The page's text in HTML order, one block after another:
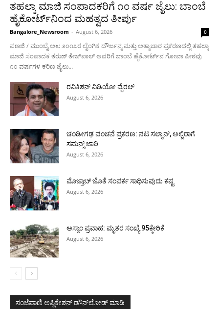
ತಹಲ್ಕಾ ಮಾಜಿ ಸಂಪಾದಕರಿಗೆ ೧೦ ವರ್ಷ ಜೈಲು: ಬಾಂಬೆ
ಹೈಕೋರ್ಟ್‌ನಿಂದ ಮಹತ್ವದ ತೀರ್ಪು
Bangalore_Newsroom - August 6, 2026 0
ಪಣಜಿ / ಮುಂಬೈ ಅ೬: ೨೦೧೩ರ ಲೈಂಗಿಕ ದೌರ್ಜನ್ಯ ಮತ್ತು ಅತ್ಯಾಚಾರ ಪ್ರಕರಣದಲ್ಲಿ ತಹಲ್ಕಾ
ಮಾಜಿ ಸಂಪಾದಕ ತರುಣ್ ತೇಜ್‌ಪಾಲ್ ಅವರಿಗೆ ಬಾಂಬೆ ಹೈಕೋರ್ಟ್‌ನ ಗೋವಾ ಪೀಠವು
೧೦ ವರ್ಷಗಳ ಕಠಿಣ ಜೈಲು...
ರವಿಕಿಶನ್ ವಿಡಿಯೋ ವೈರಲ್
August 6, 2026
ಚಂಡೀಗಢ ವಂಚನೆ ಪ್ರಕರಣ: ನಟ ಸಲ್ಮಾನ್, ಅಲ್ವಿರಾಗೆ
ಸಮನ್ಸ್ ಜಾರಿ
August 6, 2026
ಮೊಜ್ತಾಬ್ ಜೊತೆ ಸಂಪರ್ಕ ಸಾಧಿಸುವುದು ಕಷ್ಟ
August 6, 2026
ಅಸ್ಸಾಂ ಪ್ರವಾಹ: ಮೃತರ ಸಂಖ್ಯೆ 95ಕ್ಕೇರಿಕೆ
August 6, 2026
ಸಂಜೆವಾಣಿ ಅಪ್ಲಿಕೇಶನ್ ಡೌನ್‌ಲೋಡ್ ಮಾಡಿ